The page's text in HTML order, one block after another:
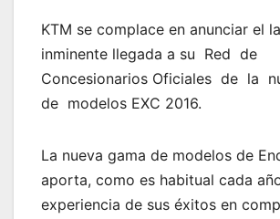
KTM se complace en anunciar el
inminente llegada a su Red de
Concesionarios Oficiales de la
de modelos EXC 2016.
La nueva gama de modelos de
aporta, como es habitual cada
experiencia de sus éxitos en